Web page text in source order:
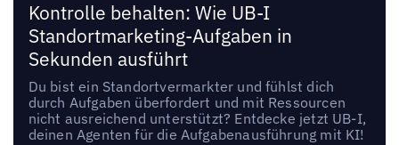
Kontrolle behalten: Wie UB-I
Standortmarketing-Aufgaben in
Sekunden ausführt
Du bist ein Standortvermarkter und fühlst dich
durch Aufgaben überfordert und mit Ressourcen
nicht ausreichend unterstützt? Entdecke jetzt UB-I,
deinen Agenten für die Aufgabenausführung mit KI!